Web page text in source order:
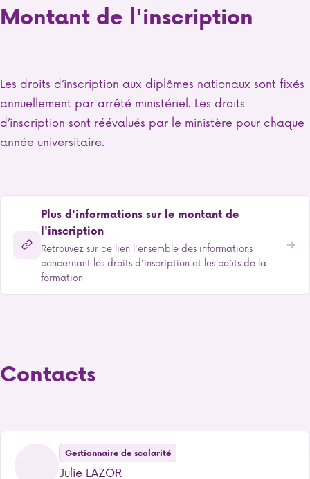
Montant de l'inscription
Les droits d’inscription aux diplômes nationaux sont fixés
annuellement par arrêté ministériel. Les droits
d’inscription sont réévalués par le ministère pour chaque
année universitaire.
Plus d'informations sur le montant de
l'inscription
Retrouvez sur ce lien l'ensemble des informations
concernant les droits d'inscription et les coûts de la
formation
Contacts
Gestionnaire de scolarité
Julie LAZOR